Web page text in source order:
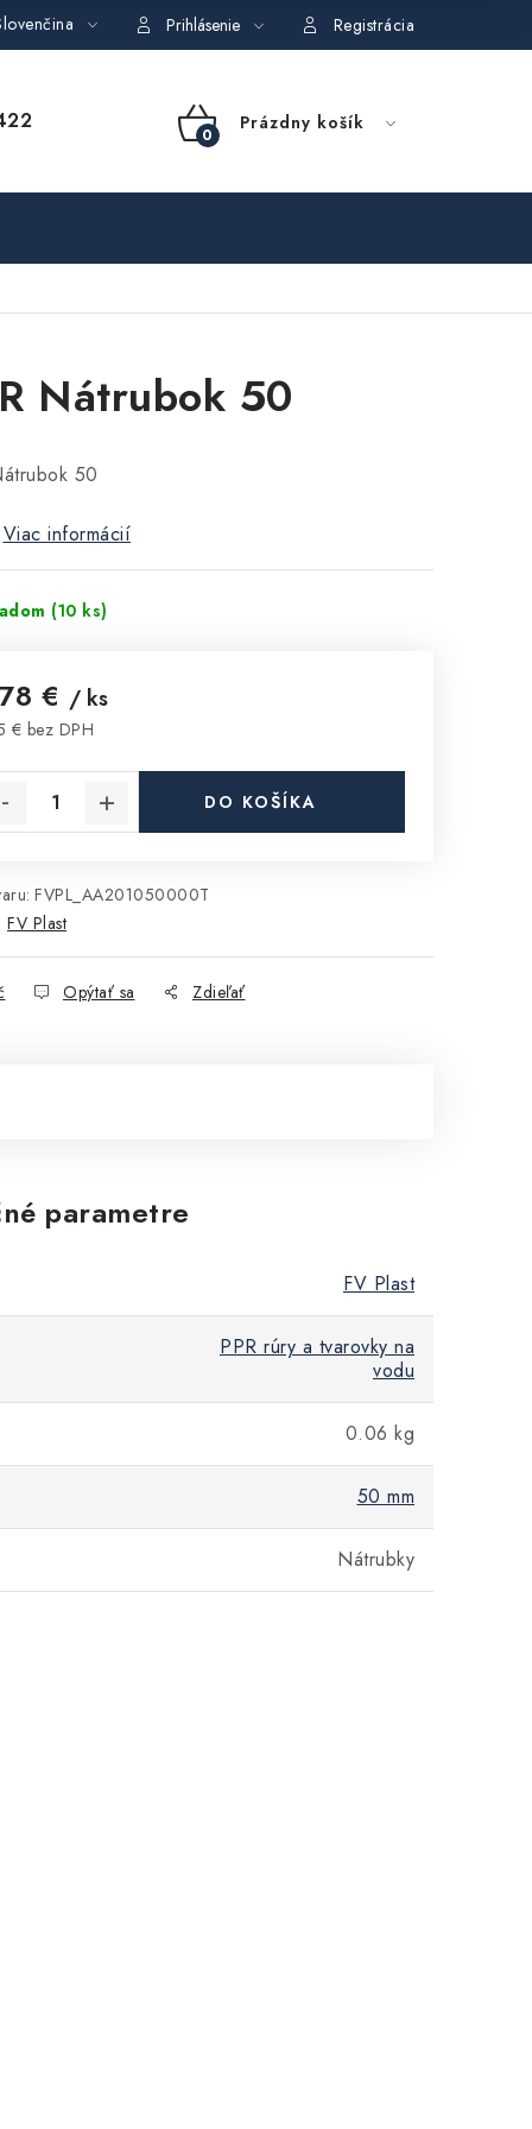
Obchodné podmienky požičovne náradia
Prihlásenie Registrácia
NÁKUPNÝ
Prázdny košík
Nátrubok 50
50
Viac informácií
(10 ks)
€ / ks
€ bez DPH
DO KOŠÍKA
FVPL_AA201050000T
FV Plast
Opýtať sa Zdieľať
parametre
FV Plast
PPR rúry a tvarovky na
vodu
0.06 kg
50 mm
Nátrubky